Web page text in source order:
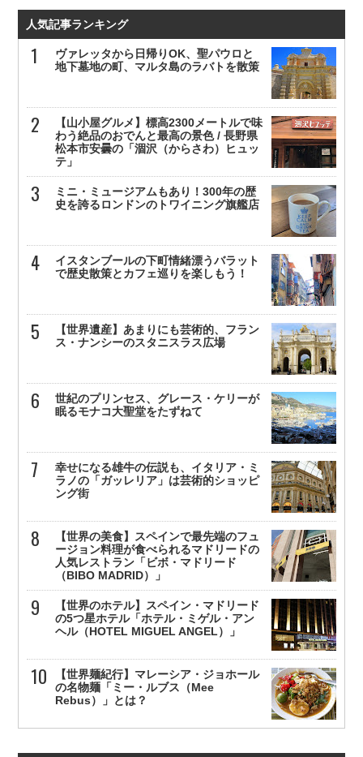
人気記事ランキング
ヴァレッタから日帰りOK、聖パウロと
地下墓地の町、マルタ島のラバトを散策
【山小屋グルメ】標高2300メートルで味
わう絶品のおでんと最高の景色 / 長野県
松本市安曇の「涸沢（からさわ）ヒュッ
テ」
ミニ・ミュージアムもあり！300年の歴
史を誇るロンドンのトワイニング旗艦店
イスタンブールの下町情緒漂うバラット
で歴史散策とカフェ巡りを楽しもう！
【世界遺産】あまりにも芸術的、フラン
ス・ナンシーのスタニスラス広場
世紀のプリンセス、グレース・ケリーが
眠るモナコ大聖堂をたずねて
幸せになる雄牛の伝説も、イタリア・ミ
ラノの「ガッレリア」は芸術的ショッピ
ング街
【世界の美食】スペインで最先端のフュ
ージョン料理が食べられるマドリードの
人気レストラン「ビボ・マドリード
（BIBO MADRID）」
【世界のホテル】スペイン・マドリード
の5つ星ホテル「ホテル・ミゲル・アン
ヘル（HOTEL MIGUEL ANGEL）」
【世界麺紀行】マレーシア・ジョホール
の名物麺「ミー・ルブス（Mee
Rebus）」とは？